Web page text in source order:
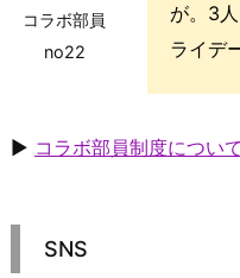
コラボ部員
no22
が。3
ライデ
▶ コラボ部員制度について
SNS